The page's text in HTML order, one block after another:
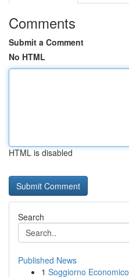
Comments
Submit a Comment
No HTML
HTML is disabled
Search
Published News
1 Soggiorno